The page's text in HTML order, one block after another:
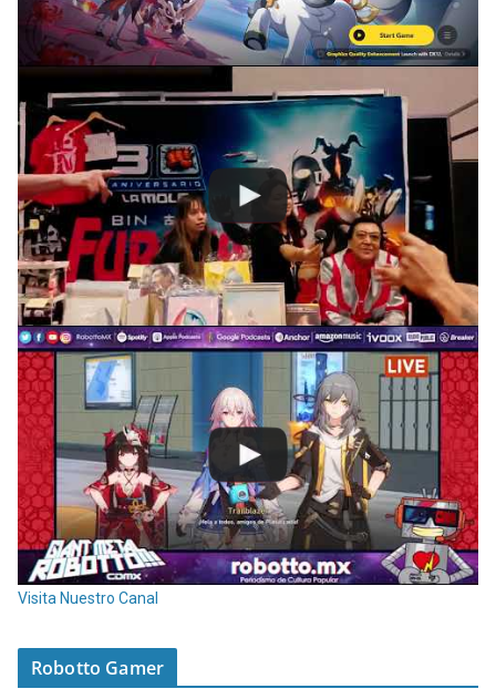
Visita Nuestro Canal
Robotto Gamer